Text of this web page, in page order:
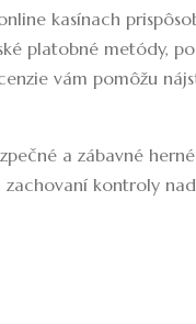
kasínach
platobné metódy,
vám pomôžu
a zábavné herné
kontroly